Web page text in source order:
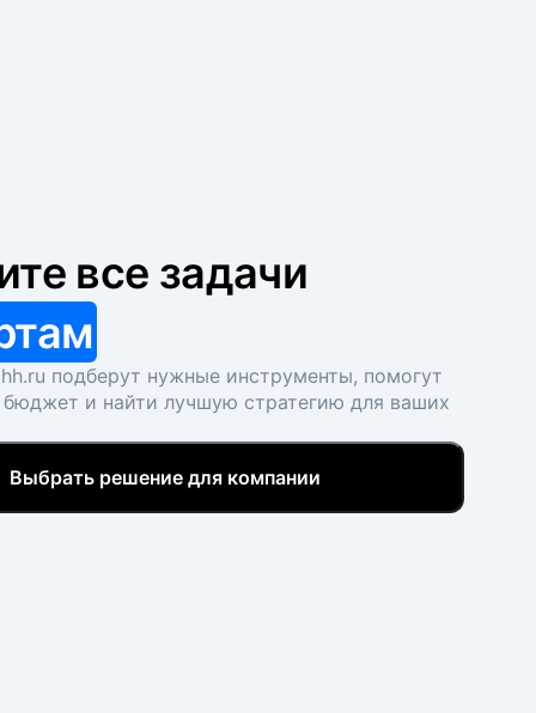
все задачи
подберут нужные инструменты, помогут
бюджет и найти лучшую стратегию для ваших
Выбрать решение для компании